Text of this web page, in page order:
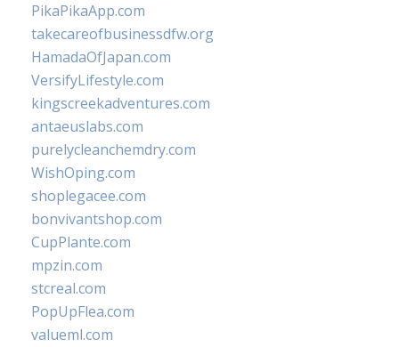
PikaPikaApp.com
takecareofbusinessdfw.org
HamadaOfJapan.com
VersifyLifestyle.com
kingscreekadventures.com
antaeuslabs.com
purelycleanchemdry.com
WishOping.com
shoplegacee.com
bonvivantshop.com
CupPlante.com
mpzin.com
stcreal.com
PopUpFlea.com
valueml.com